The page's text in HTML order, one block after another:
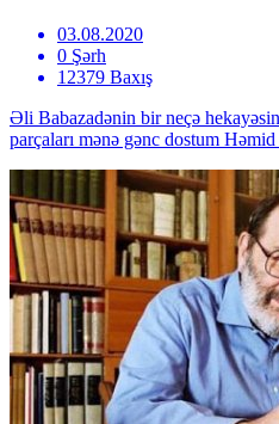
03.08.2020
0 Şərh
12379 Baxış
Əli Babazadənin bir neçə
parçaları mənə gənc dostum